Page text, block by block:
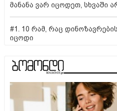
მანანა ვარ იცოდეთ, სხვაში
#1. 10 რამ, რაც
იცოდი